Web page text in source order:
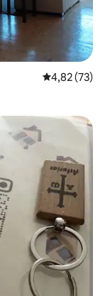
4,82 de
4,82 (73)